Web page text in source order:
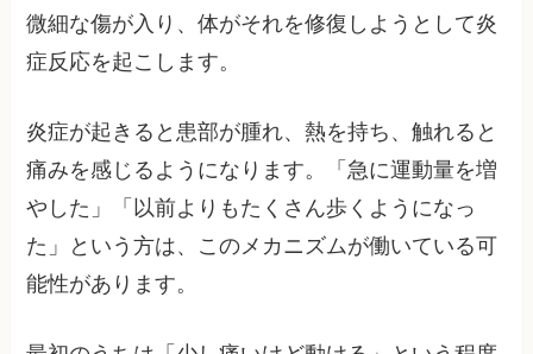
微細な傷が入り、体がそれを修復しようとして炎
症反応を起こします。
炎症が起きると患部が腫れ、熱を持ち、触れると
痛みを感じるようになります。「急に運動量を増
やした」「以前よりもたくさん歩くようになっ
た」という方は、このメカニズムが働いている可
能性があります。